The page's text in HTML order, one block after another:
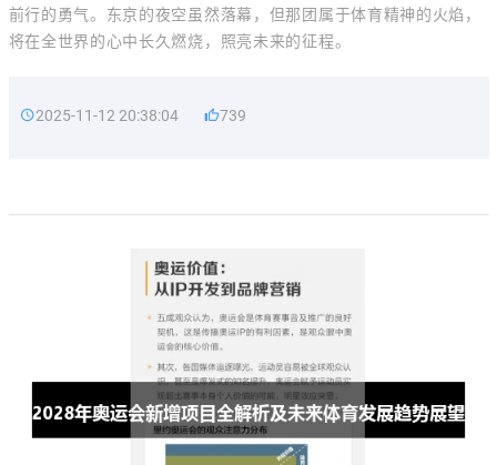
前行的勇气。东京的夜空虽然落幕，但那团属于体育精神的火焰，
将在全世界的心中长久燃烧，照亮未来的征程。
2025-11-12 20:38:04 739